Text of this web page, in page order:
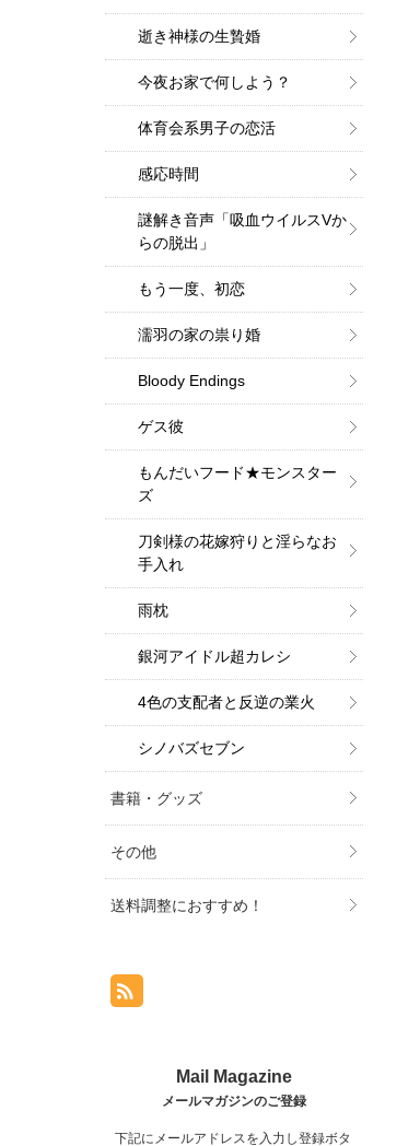
逝き神様の生贄婚
今夜お家で何しよう？
体育会系男子の恋活
感応時間
謎解き音声「吸血ウイルスVか
らの脱出」
もう一度、初恋
濡羽の家の祟り婚
Bloody Endings
ゲス彼
もんだいフード★モンスター
ズ
刀剣様の花嫁狩りと淫らなお
手入れ
雨枕
銀河アイドル超カレシ
4色の支配者と反逆の業火
シノバズセブン
書籍・グッズ
その他
送料調整におすすめ！
下記にメールアドレスを入力し登録ボタ